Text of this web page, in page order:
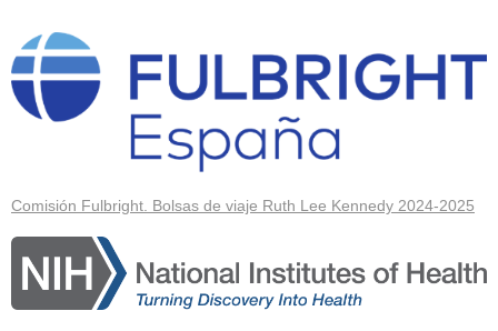
Comisión Fulbright. Bolsas de viaje Ruth Lee Kennedy 2024-2025